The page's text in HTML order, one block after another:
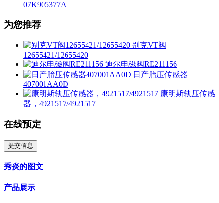
07K905377A
为您推荐
别克VT阀
12655421/12655420
迪尔电磁阀RE211156
日产胎压传感器
407001AA0D
康明斯轨压传感
器，4921517/4921517
在线预定
提交信息
秀炎的图文
产品展示